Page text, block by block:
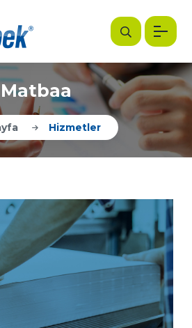
Matbaa
Hizmetler